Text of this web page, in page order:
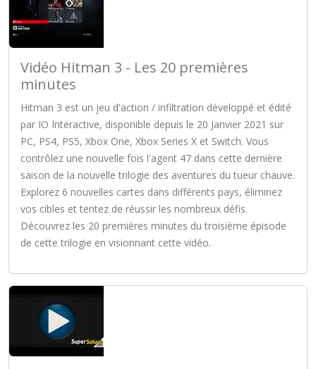
Vidéo Hitman 3 - Les 20 premières
minutes
Hitman 3 est un jeu d'action / infiltration développé et édité
par IO Interactive, disponible depuis le 20 Janvier 2021 sur
PC, PS4, PS5, Xbox One, Xbox Series X et Switch. Vous
contrôlez une nouvelle fois l'agent 47 dans cette dernière
saison de la nouvelle trilogie des aventures du tueur chauve.
Explorez 6 nouvelles cartes dans différents pays, éliminez
vos cibles et tentez de réussir les nombreux défis.
Découvrez les 20 premières minutes du troisième épisode
de cette trilogie en visionnant cette vidéo.